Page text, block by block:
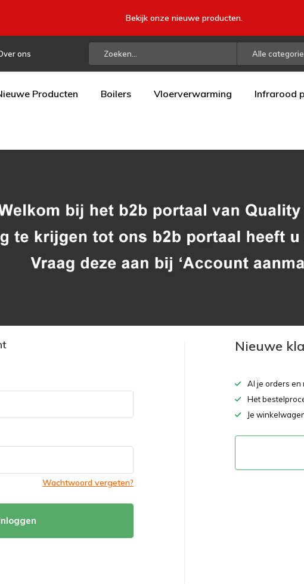
ons Alle
Bekijk onze nieuwe producten.
Producten Boilers Vloerverwarming Infrarood
Wachtwoord vergeten?
Nieuwe
Al je orders en
Het
Je